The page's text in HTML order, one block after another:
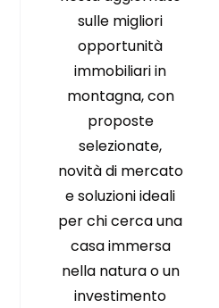
sulle migliori
opportunità
immobiliari in
montagna, con
proposte
selezionate,
novità di mercato
e soluzioni ideali
per chi cerca una
casa immersa
nella natura o un
investimento